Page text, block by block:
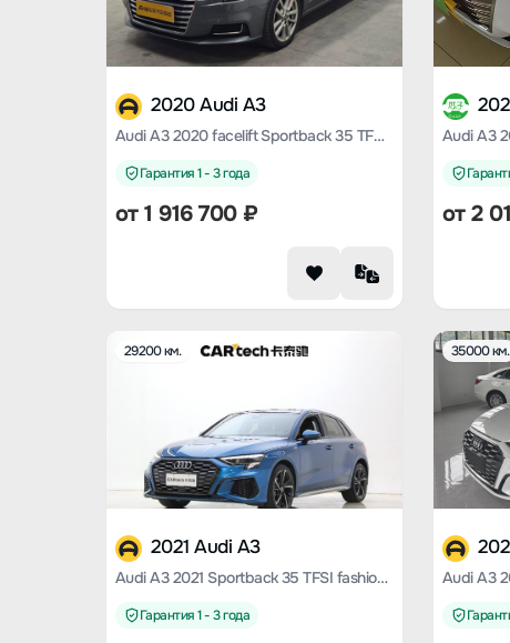
2020 Audi A3
Audi A3 2020 facelift Sportback 35 TFSI enterprising Country VI
Гарантия 1 - 3 года
от1 916 700₽ от2
29200 км.
2021 Audi A3
Audi A3 2021 Sportback 35 TFSI fashion Sporty
Гарантия 1 - 3 года
35000 км.